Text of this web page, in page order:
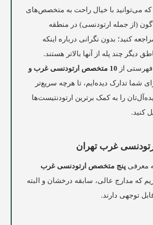
می‌توانید با خیال راحت به متخصص‌های
(از جمله ارتودنسی) در منطقه
کنید؛ بدون نگرانی درباره اینکه
دیگر چند پله از آنها بالاتر هستند.
از
10 متخصص ارتودنسی غرب و
شما تدارک دیده‌ایم، تا هرچه سریع‌تر
را به کمک برترین ارتودنتیست‌ها
کنید.
غرب تهران
معرفیپنج متخصص ارتودنسی غرب
که مدارج عالی، سابقه درخشان و البته
توجهی دارند.